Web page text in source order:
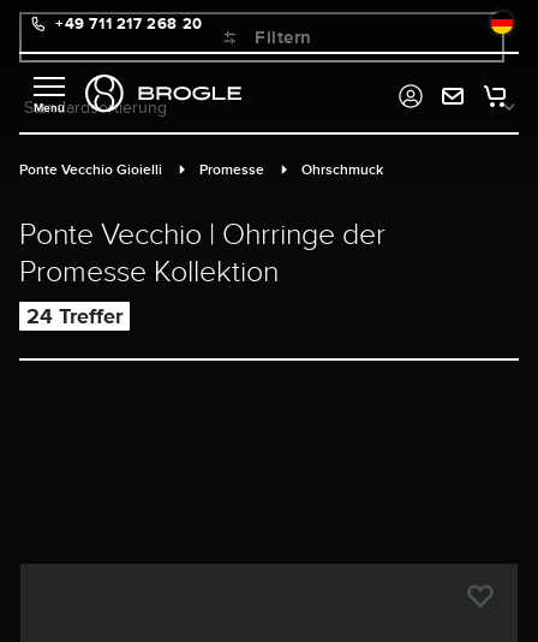
springen
+49 711 217 268 20
Ponte Vecchio Gioielli Promesse Ohrschmuck
Ponte Vecchio | Ohrringe der
Promesse Kollektion
24 Treffer
Filtern